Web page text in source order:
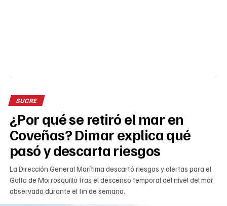
SUCRE
¿Por qué se retiró el mar en
Coveñas? Dimar explica qué
pasó y descarta riesgos
La Dirección General Marítima descartó riesgos y alertas para el
Golfo de Morrosquillo tras el descenso temporal del nivel del mar
observado durante el fin de semana.